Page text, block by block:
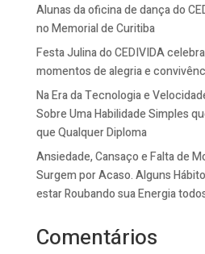
Alunas da oficina de dança do
no Memorial de Curitiba
Festa Julina do CEDIVIDA
momentos de alegria e
Na Era da Tecnologia e
Sobre Uma Habilidade Simples
que Qualquer Diploma
Ansiedade, Cansaço e Falta de
Surgem por Acaso. Alguns
estar Roubando sua Energia
Comentários